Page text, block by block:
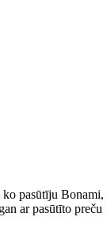
pasūtīju Bonami,
ar pasūtīto preču